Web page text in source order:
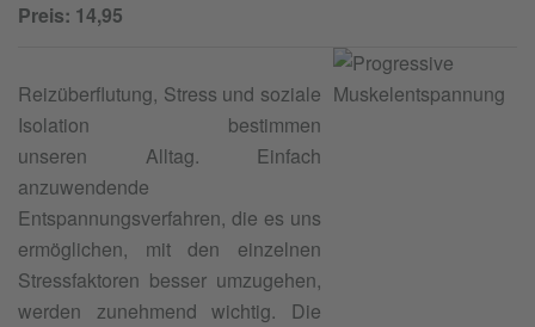
Preis: 14,95
Reizüberflutung, Stress und soziale
Isolation bestimmen
unseren Alltag. Einfach
anzuwendende
Entspannungsverfahren, die es uns
ermöglichen, mit den einzelnen
Stressfaktoren besser umzugehen,
werden zunehmend wichtig. Die